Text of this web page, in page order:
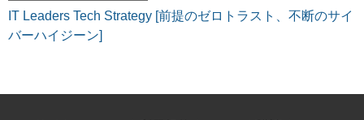
IT Leaders Tech Strategy [前提のゼロトラスト、不断のサイ
バーハイジーン]